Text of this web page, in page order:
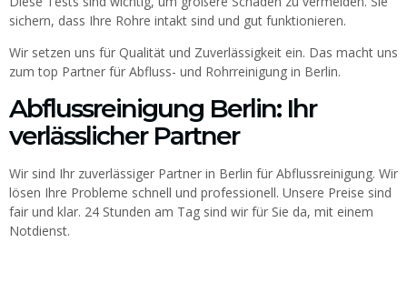
sichern, dass Ihre Rohre intakt sind und gut funktionieren.
Wir setzen uns für Qualität und Zuverlässigkeit ein. Das macht uns
zum top Partner für Abfluss- und Rohrreinigung in Berlin.
Abflussreinigung Berlin: Ihr
verlässlicher Partner
Wir sind Ihr zuverlässiger Partner in Berlin für Abflussreinigung. Wir
lösen Ihre Probleme schnell und professionell. Unsere Preise sind
fair und klar. 24 Stunden am Tag sind wir für Sie da, mit einem
Notdienst.